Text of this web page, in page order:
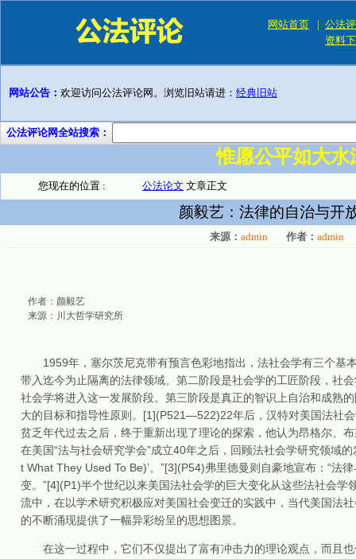
网站首页 | 公法
资料
网站公告： 欢迎访问公法评论网。浏览旧站请进： 经典旧站
公法评论网全站搜索：
惟愿公平如大
您现在的位置 : 公法论文 文章正文
颜毅艺：法律的自治与
来源： admin 作者： admin
作者：颜毅艺
来源：川大哲学研究所
1959年，塞尔茨尼克带有预言色彩地指出，法社会学有三个基
带入迄今为止隔离的法律领域。第二阶段是社会学的工匠阶段，社
社会学将进入这一发展阶段。第三阶段是真正的智识上自治和成熟
大的目标和指导性原则。[1](P521—522)22年后，汉特对美国法社
贫乏年代过去之后，终于重新出现了理论的探索，他认为昂格尔、
在美国“法与社会研究学会”成立40年之后，回顾法社会学研究领域
t What They Used To Be)’。”[3](P54)弗里德曼则自豪地宣布：“法
变。”[4](P1)半个世纪以来美国法社会学的巨大变化从这些法社会
流中，在以学术研究积极应对美国社会变迁的实践中，当代美国法
的不断涌现提供了一幅异彩纷呈的思想图景。
在这一过程中，它们不仅提出了富有冲击力的理论观点，而且也